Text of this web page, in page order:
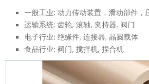
一般工业: 动力传动装置，滑动部件，
运输系统: 齿轮, 滚轴, 夹持器, 阀门
电子行业: 绝缘件, 连接器, 晶圆载体
食品行业: 阀门, 搅拌机, 捏合机